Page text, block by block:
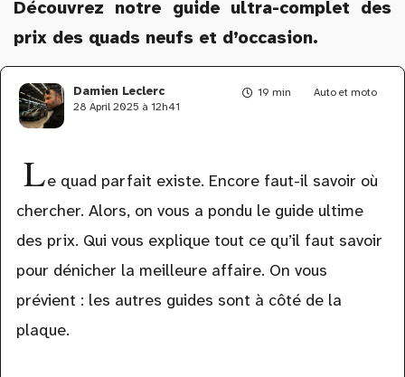
Découvrez notre guide ultra-complet des
prix des quads neufs et d’occasion.
19 min Auto et moto
Damien Leclerc
28 April 2025 à 12h41
Le quad parfait existe. Encore faut-il savoir où
chercher. Alors, on vous a pondu le guide ultime
des prix. Qui vous explique tout ce qu’il faut savoir
pour dénicher la meilleure affaire. On vous
prévient : les autres guides sont à côté de la
plaque.